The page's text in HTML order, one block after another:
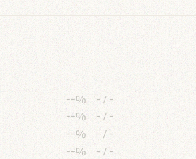
--% - / -
--% - / -
--% - / -
--% - / -